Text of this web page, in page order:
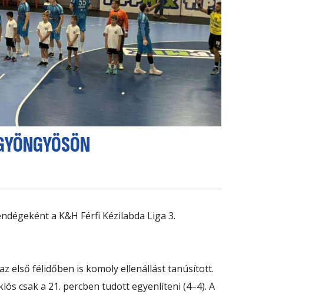
a K&H Férfi Kézilabda Liga 3.
első félidőben is komoly ellenállást tanúsított.
csak a 21. percben tudott egyenlíteni (4–4). A